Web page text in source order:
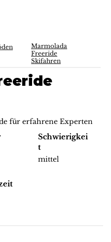
Marmolada
Freeride
Skifahren
für erfahrene Experten
Schwierigkei
t
mittel